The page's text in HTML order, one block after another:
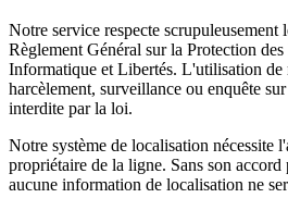
Notre service respecte scrupuleusement
Règlement Général sur la Protection
Informatique et Libertés. L'utilisation de
harcèlement, surveillance ou enquête
interdite par la loi.
Notre système de localisation nécessite
propriétaire de la ligne. Sans son
aucune information de localisation ne